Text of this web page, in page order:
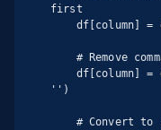
first
'')